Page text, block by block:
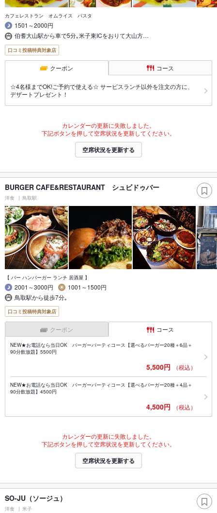
カフェレストラン オムライス パスタ
1501～2000円
伯耆大山駅から車で5分｡米子東ICをおりて大山方…
口コミ投稿特典対象店
クーポン コース
☆4名様までOK!ご予約で使える☆ サービスランチ以外を注文の方に、
デザートプレゼント！
カレンダーの更新に失敗しました。
下記ボタンを押して空席状況を更新してください。
空席状況を更新する
BURGER CAFE&RESTAURANT シュビドゥバー
洋食 鳥取駅
【 バー ハンバーガー ランチ 居酒屋 】
2001～3000円
1001～1500円
鳥取駅から徒歩7分｡
口コミ投稿特典対象店
クーポン コース
NEW★お電話なら当日OK バーガーパーティコース【選べるバーガー20種＋6品＋
90分飲放題】5500円
5,500円 （税込）
NEW★お電話なら当日OK バーガーパーティコース【選べるバーガー20種＋4品＋
90分飲放題】4500円
4,500円 （税込）
カレンダーの更新に失敗しました。
下記ボタンを押して空席状況を更新してください。
空席状況を更新する
SO-JU（ソージュ）
洋食 米子